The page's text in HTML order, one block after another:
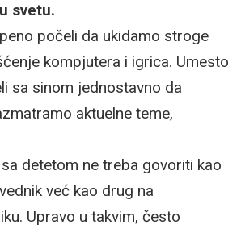
svetu.
počeli da ukidamo stroge
kompjutera i igrica. Umesto
sa sinom jednostavno da
aktuelne teme,
detetom ne treba govoriti kao
već kao drug na
Upravo u takvim, često